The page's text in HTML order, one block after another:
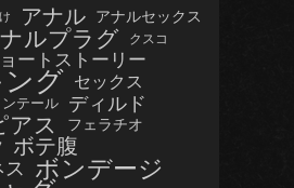
アナル アナルセックス
ルプラグ クスコ
ートストーリー
グ セックス
テール ディルド
アス フェラチオ
ボテ腹
ボンデージ